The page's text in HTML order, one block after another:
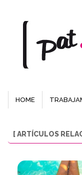
HOME
[ ARTÍCULOS